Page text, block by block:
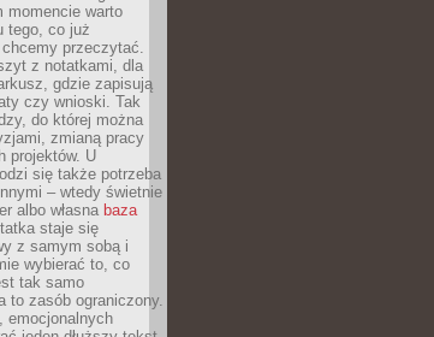
momencie warto
tego, co już
przeczytać.
z notatkami, dla
gdzie zapisują
czy wnioski. Tak
do której można
zmianą pracy
projektów. U
się także potrzeba
– wtedy świetnie
albo własna baza
staje się
z samym sobą i
wybierać to, co
tak samo
to zasób ograniczony.
emocjonalnych